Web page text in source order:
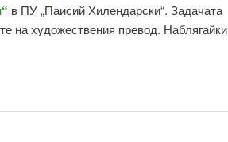
в ПУ „Паисий Хилендарски“. Задачата
на художествения превод. Наблягайки